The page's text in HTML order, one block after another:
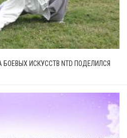
ИСКУССТВ NTD ПОДЕЛИЛСЯ